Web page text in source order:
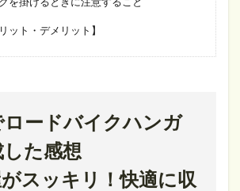
ット・デメリット】
ロードバイクハンガ
た感想
スッキリ！快適に収